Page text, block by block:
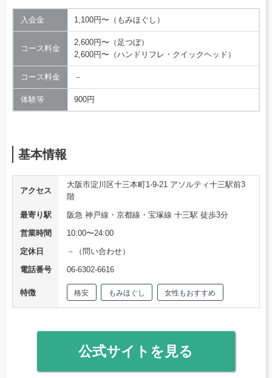
入会金 1,100円〜（もみほぐし）
コース料金
2,600円〜（足つぼ）
2,600円〜（ハンドリフレ・クイックヘッド）
コース料金 －
体験等 900円
基本情報
アクセス
大阪市淀川区十三本町1-9-21 アソルティ十三駅前3
階
最寄り駅
阪急 神戸線・京都線・宝塚線 十三駅 徒歩3分
営業時間
10:00〜24:00
定休日
－（問い合わせ）
電話番号
06-6302-6616
特徴 格安 もみほぐし 女性もおすすめ
公式サイトを見る